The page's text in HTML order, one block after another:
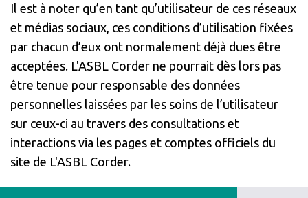
Il est à noter qu’en tant qu’utilisateur de ces réseaux
et médias sociaux, ces conditions d’utilisation fixées
par chacun d’eux ont normalement déjà dues être
acceptées. L'ASBL Corder ne pourrait dès lors pas
être tenue pour responsable des données
personnelles laissées par les soins de l’utilisateur
sur ceux-ci au travers des consultations et
interactions via les pages et comptes officiels du
site de L'ASBL Corder.